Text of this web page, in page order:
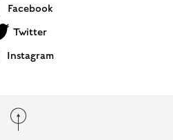
Facebook
Twitter
Instagram